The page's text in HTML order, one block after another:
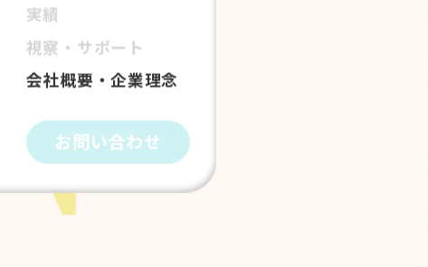
実績
視察・サポート
会社概要・企業理念
お問い合わせ